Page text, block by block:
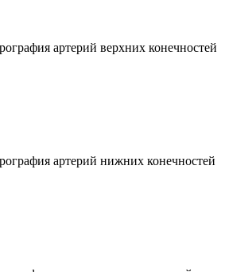
артерий верхних конечностей
артерий нижних конечностей